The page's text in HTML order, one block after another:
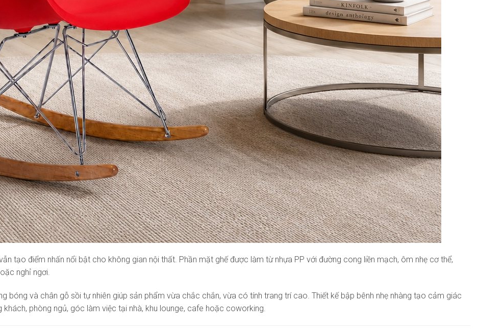
tạo điểm nhấn nổi bật cho không gian nội thất. Phần mặt ghế được làm từ nhựa PP với đường cong liền mạch, ôm nhẹ cơ thể,
nghỉ ngơi.
bóng và chân gỗ sồi tự nhiên giúp sản phẩm vừa chắc chắn, vừa có tính trang trí cao. Thiết kế bập bênh nhẹ nhàng tạo cảm giác
khách, phòng ngủ, góc làm việc tại nhà, khu lounge, cafe hoặc coworking.